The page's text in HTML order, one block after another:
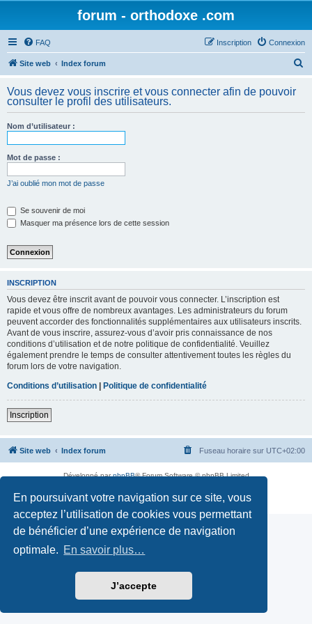
En poursuivant votre navigation sur ce site, vous
acceptez l’utilisation de cookies vous permettant
de bénéficier d’une expérience de navigation
optimale. En savoir plus…
J’accepte
forum - orthodoxe .com
FAQ Connexion
Inscription
Site web Index forum
h
Vous devez vous inscrire et vous connecter afin de pouvoir
consulter le profil des utilisateurs.
Nom d’utilisateur :
Mot de passe :
J’ai oublié mon mot de passe
Se souvenir de moi
Masquer ma présence lors de cette session
INSCRIPTION
Vous devez être inscrit avant de pouvoir vous connecter. L’inscription est
rapide et vous offre de nombreux avantages. Les administrateurs du forum
peuvent accorder des fonctionnalités supplémentaires aux utilisateurs inscrits.
Avant de vous inscrire, assurez-vous d’avoir pris connaissance de nos
conditions d’utilisation et de notre politique de confidentialité. Veuillez
également prendre le temps de consulter attentivement toutes les règles du
forum lors de votre navigation.
Conditions d’utilisation | Politique de confidentialité
Inscription
Site web Index forum Fuseau horaire sur UTC+02:00
Développé parphpBB® Forum Software © phpBB Limited
Confidentialité| Conditions